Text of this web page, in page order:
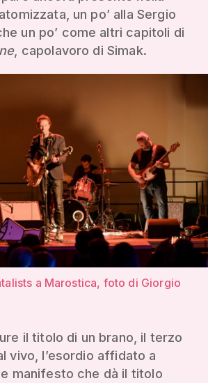
un po’ alla Sergio
un po’ come altri capitoli di
, capolavoro di Simak.
a Marostica, foto di Giorgio
il titolo di un brano, il terzo
vivo, l’esordio affidato a
manifesto che dà il titolo